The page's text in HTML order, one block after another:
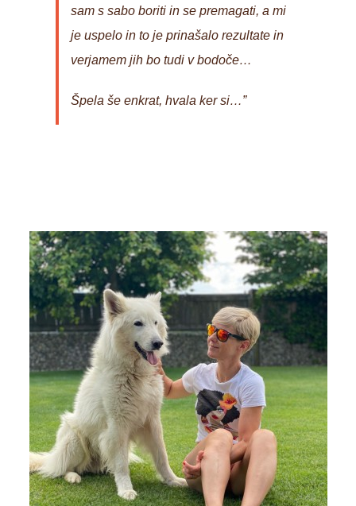
sam s sabo boriti in se premagati, a mi
je uspelo in to je prinašalo rezultate in
verjamem jih bo tudi v bodoče…
Špela še enkrat, hvala ker si…”